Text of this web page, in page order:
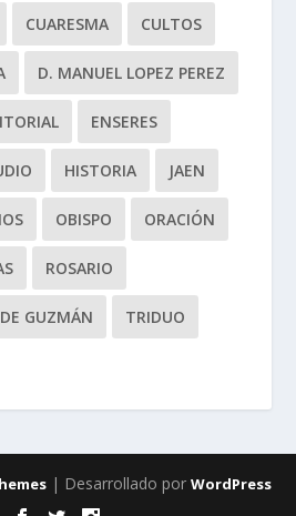
CUARESMA CULTOS
D. MANUEL LOPEZ PEREZ
ENSERES
HISTORIA JAEN
OBISPO ORACIÓN
ROSARIO
GUZMÁN TRIDUO
| Desarrollado por WordPress